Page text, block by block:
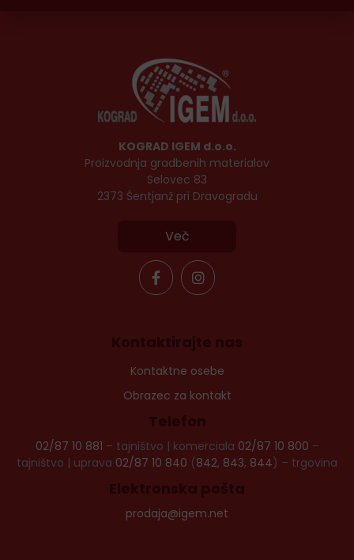
KOGRAD IGEM d.o.o.
Proizvodnja gradbenih materialov
Selovec 83
2373 Šentjanž pri Dravogradu
Več
Kontaktirajte nas
Kontaktne osebe
Obrazec za kontakt
Telefon
02/87 10 881 – tajništvo | komerciala 02/87 10 800 –
tajništvo | uprava 02/87 10 840 (842, 843, 844) – trgovina
Elektronska pošta
prodaja@igem.net